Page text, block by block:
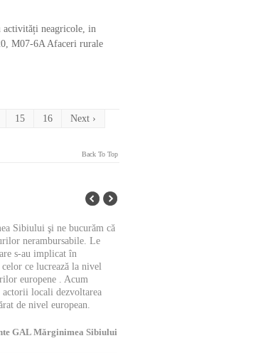
activități neagricole, in
M07-6A Afaceri rurale
15 16 Next ›
Back To Top
Sibiului şi ne bucurăm că
nerambursabile. Le
s-au implicat în
ce lucrează la nivel
europene . Acum
actorii locali dezvoltarea
de nivel european.
GAL Mărginimea Sibiului